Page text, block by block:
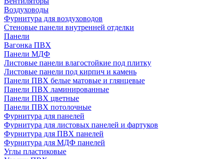
Воздуховоды
Фурнитура для воздуховодов
Стеновые панели внутренней отделки
Панели
Вагонка ПВХ
Панели МДФ
Листовые панели влагостойкие под плитку
Листовые панели под кирпич и камень
Панели ПВХ белые матовые и глянцевые
Панели ПВХ ламинированные
Панели ПВХ цветные
Панели ПВХ потолочные
Фурнитура для панелей
Фурнитура для листовых панелей и фартуков
Фурнитура для ПВХ панелей
Фурнитура для МДФ панелей
Углы пластиковые